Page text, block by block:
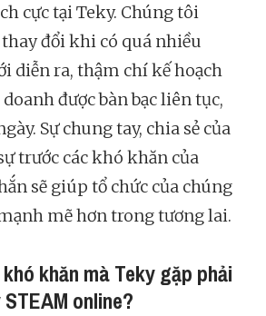
cực tại Teky. Chúng tôi
đổi khi có quá nhiều
diễn ra, thậm chí kế hoạch
được bàn bạc liên tục,
Sự chung tay, chia sẻ của
trước các khó khăn của
sẽ giúp tổ chức của chúng
mẽ hơn trong tương lai.
khăn mà Teky gặp phải
online?